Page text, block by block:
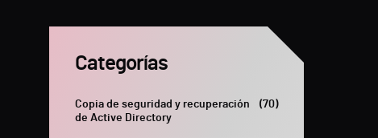
Categorías
Copia de seguridad y recuperación
de Active Directory
(70)